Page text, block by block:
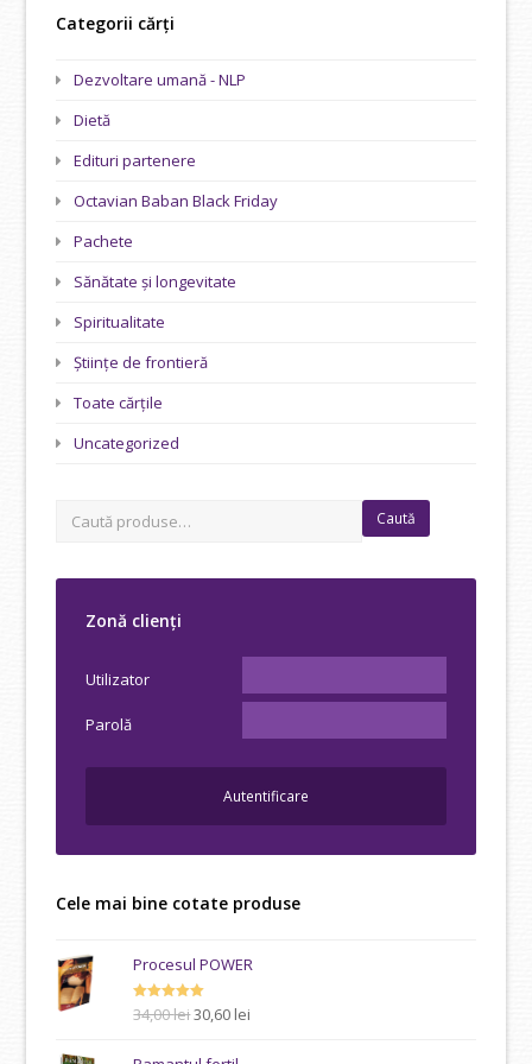
Categorii cărți
Dezvoltare umană - NLP
Dietă
Edituri partenere
Octavian Baban Black Friday
Pachete
Sănătate și longevitate
Spiritualitate
Științe de frontieră
Toate cărțile
Uncategorized
Caută
Zonă clienți
Utilizator
Parolă
Cele mai bine cotate produse
Procesul POWER
Evaluat la
5.00din 5
34,00leiPrețul
30,60 lei